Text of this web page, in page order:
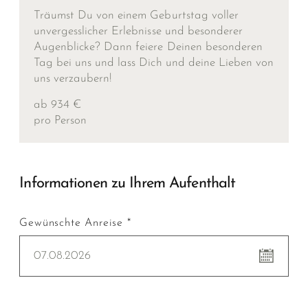
Träumst Du von einem Geburtstag voller
unvergesslicher Erlebnisse und besonderer
Augenblicke? Dann feiere Deinen besonderen
Tag bei uns und lass Dich und deine Lieben von
uns verzaubern!
ab 934 €
pro Person
Informationen zu Ihrem Aufenthalt
Gewünschte Anreise *
07.08.2026